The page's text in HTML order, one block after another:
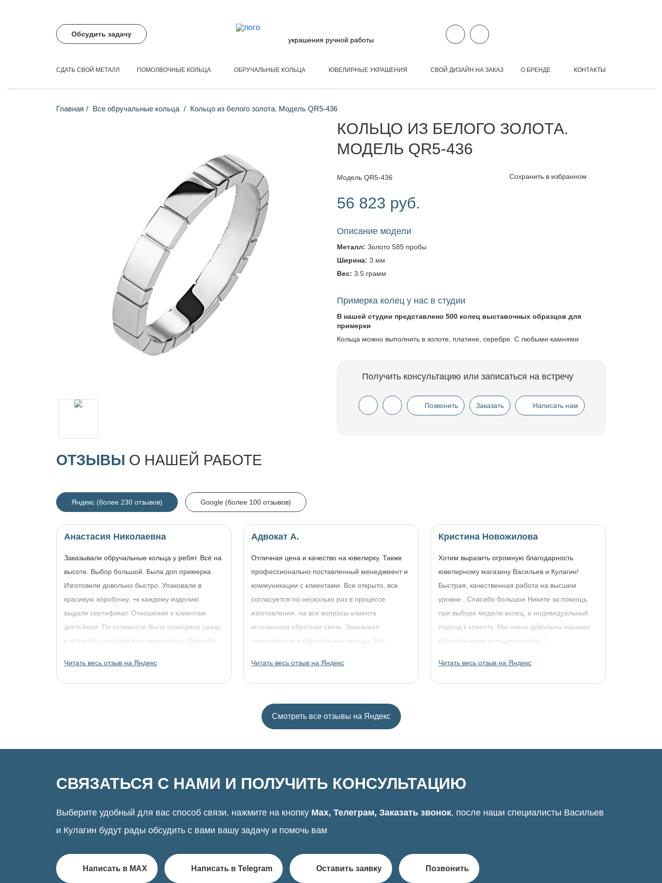
Обсудить задачу
украшения ручной работы
СДАТЬ СВОЙ МЕТАЛЛ ПОМОЛВОЧНЫЕ КОЛЬЦА ОБРУЧАЛЬНЫЕ КОЛЬЦА ЮВЕЛИРНЫЕ УКРАШЕНИЯ СВОЙ ДИЗАЙН НА ЗАКАЗ О БРЕНДЕ КОНТАКТЫ
Главная Все обручальные кольца Кольцо из белого золота. Модель QR5-436
КОЛЬЦО ИЗ БЕЛОГО ЗОЛОТА.
МОДЕЛЬ QR5-436
Модель QR5-436 Сохранить в избранном
56 823 руб.
Описание модели
Металл: Золото 585 пробы
Ширина: 3 мм
Вес: 3.5 грамм
Примерка колец у нас в студии
В нашей студии представлено 500 колец выставочных образцов для
примерки
Кольца можно выполнить в золоте, платине, серебре. С любыми камнями
Получить консультацию или записаться на встречу
Позвонить Заказать Написать нам
ОТЗЫВЫ О НАШЕЙ РАБОТЕ
Яндекс (более 230 отзывов) Google (более 100 отзывов)
Анастасия Николаевна
Заказывали обручальные кольца у ребят. Всё на
высоте. Выбор большой. Была доп.примерка.
Изготовили довольно быстро. Упаковали в
красивую коробочку, +к каждому изделию
выдали сертификат. Отношение к клиентам
достойное. По стоимости было оговорено сразу,
в итоге без «сюрпризов» получилось. Спасибо
украшениями!
Читать весь отзыв на Яндекс
Адвокат А.
Отличная цена и качество на ювелирку. Также
профессионально поставленный менеджмент и
коммуникации с клиентами. Все открыто, все
согласуется по несколько раз в процессе
изготовления, на все вопросы клиента
мгновенная обратная связь. Заказывал
помолвочное и обручальные кольца. Все
Читать весь отзыв на Яндекс
Кристина Новожилова
Хотим выразить огромную благодарность
ювелирному магазину Васильев и Кулагин!
Быстрая, качественная работа на высшем
уровне . Спасибо большое Никите за помощь
при выборе модели колец, и индивидуальный
подход к клиенту. Мы очень довольны нашими
обручальными кольцами мечты !
Читать весь отзыв на Яндекс
Смотреть все отзывы на Яндекс
СВЯЗАТЬСЯ С НАМИ И ПОЛУЧИТЬ КОНСУЛЬТАЦИЮ
Выберите удобный для вас способ связи, нажмите на кнопку Max, Телеграм, Заказать звонок, после наши специалисты Васильев
и Кулагин будут рады обсудить с вами вашу задачу и помочь вам
Написать в MAX Написать в Telegram Оставить заявку Позвонить